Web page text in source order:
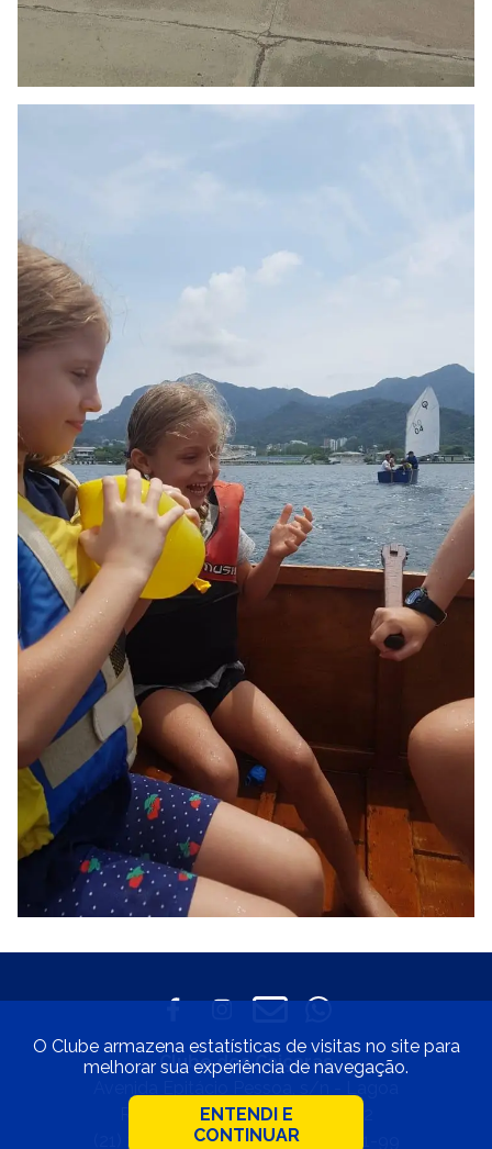
Clube dos Caiçaras
Rio de Janeiro • CEP 22471-002
(21) 2529-4800 • 33.597.550/0001-99
O Clube armazena estatísticas de visitas no site para
melhorar sua experiência de navegação.
ENTENDI E
CONTINUAR